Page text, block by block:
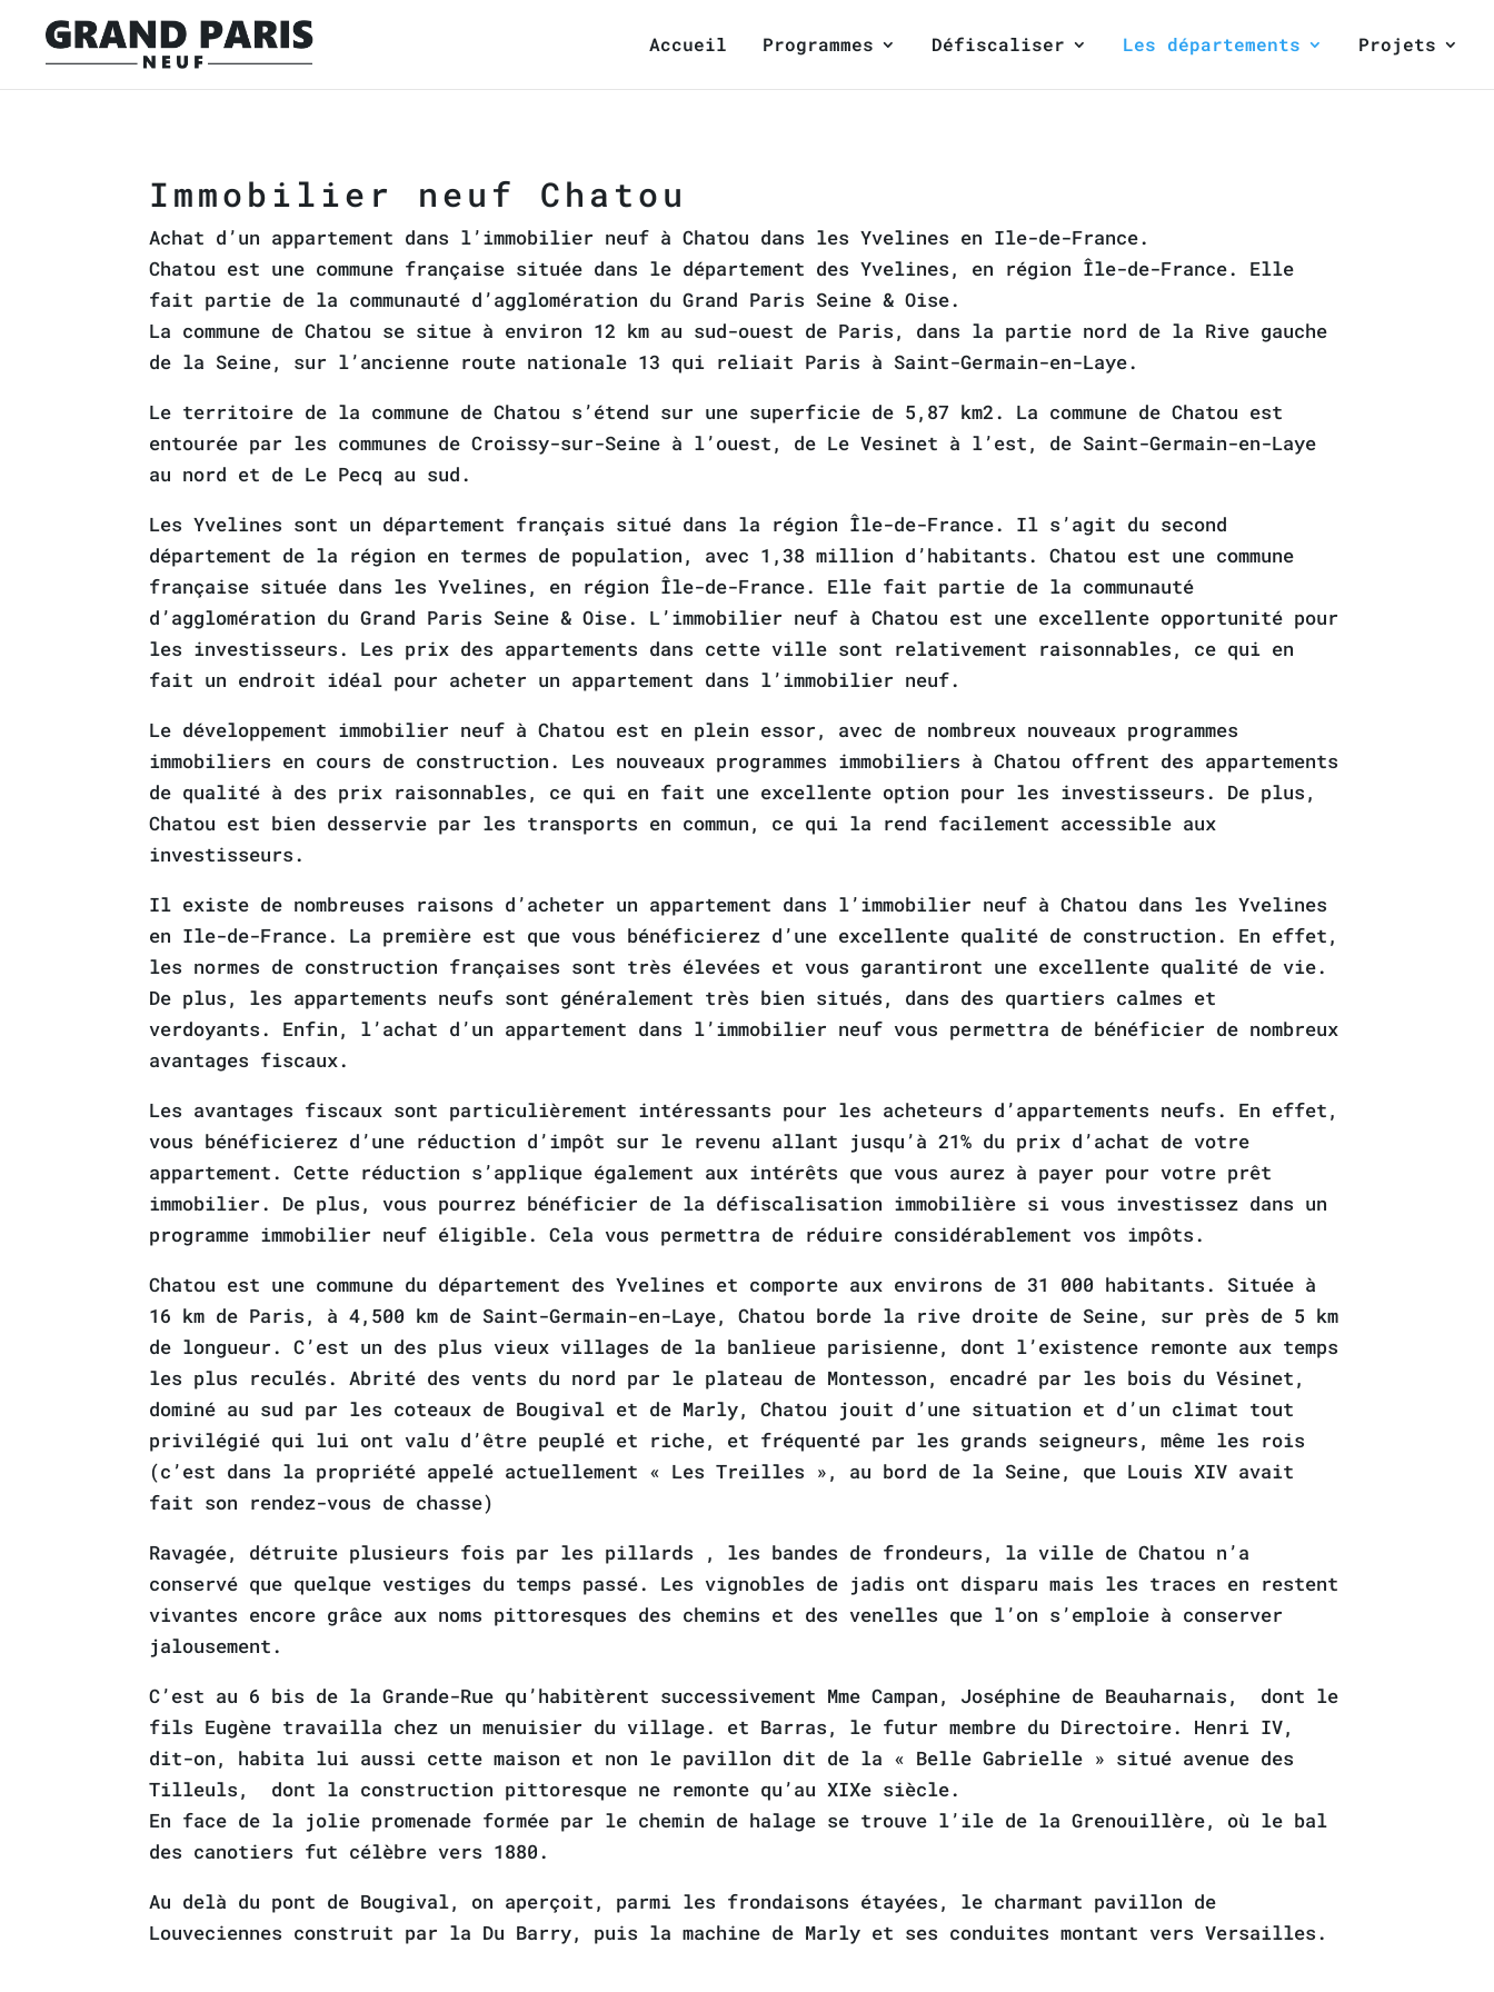
Accueil Programmes Défiscaliser Les départements Projets
Immobilier neuf Chatou
Achat d’un appartement dans l’immobilier neuf à Chatou dans les Yvelines en Ile-de-France.
Chatou est une commune française située dans le département des Yvelines, en région Île-de-France. Elle
fait partie de la communauté d’agglomération du Grand Paris Seine & Oise.
La commune de Chatou se situe à environ 12 km au sud-ouest de Paris, dans la partie nord de la Rive gauche
de la Seine, sur l’ancienne route nationale 13 qui reliait Paris à Saint-Germain-en-Laye.
Le territoire de la commune de Chatou s’étend sur une superficie de 5,87 km2. La commune de Chatou est
entourée par les communes de Croissy-sur-Seine à l’ouest, de Le Vesinet à l’est, de Saint-Germain-en-Laye
au nord et de Le Pecq au sud.
Les Yvelines sont un département français situé dans la région Île-de-France. Il s’agit du second
département de la région en termes de population, avec 1,38 million d’habitants. Chatou est une commune
française située dans les Yvelines, en région Île-de-France. Elle fait partie de la communauté
d’agglomération du Grand Paris Seine & Oise. L’immobilier neuf à Chatou est une excellente opportunité pour
les investisseurs. Les prix des appartements dans cette ville sont relativement raisonnables, ce qui en
fait un endroit idéal pour acheter un appartement dans l’immobilier neuf.
Le développement immobilier neuf à Chatou est en plein essor, avec de nombreux nouveaux programmes
immobiliers en cours de construction. Les nouveaux programmes immobiliers à Chatou offrent des appartements
de qualité à des prix raisonnables, ce qui en fait une excellente option pour les investisseurs. De plus,
Chatou est bien desservie par les transports en commun, ce qui la rend facilement accessible aux
investisseurs.
Il existe de nombreuses raisons d’acheter un appartement dans l’immobilier neuf à Chatou dans les Yvelines
en Ile-de-France. La première est que vous bénéficierez d’une excellente qualité de construction. En effet,
les normes de construction françaises sont très élevées et vous garantiront une excellente qualité de vie.
De plus, les appartements neufs sont généralement très bien situés, dans des quartiers calmes et
verdoyants. Enfin, l’achat d’un appartement dans l’immobilier neuf vous permettra de bénéficier de nombreux
avantages fiscaux.
Les avantages fiscaux sont particulièrement intéressants pour les acheteurs d’appartements neufs. En effet,
vous bénéficierez d’une réduction d’impôt sur le revenu allant jusqu’à 21% du prix d’achat de votre
appartement. Cette réduction s’applique également aux intérêts que vous aurez à payer pour votre prêt
immobilier. De plus, vous pourrez bénéficier de la défiscalisation immobilière si vous investissez dans un
programme immobilier neuf éligible. Cela vous permettra de réduire considérablement vos impôts.
Chatou est une commune du département des Yvelines et comporte aux environs de 31 000 habitants. Située à
16 km de Paris, à 4,500 km de Saint-Germain-en-Laye, Chatou borde la rive droite de Seine, sur près de 5 km
de longueur. C’est un des plus vieux villages de la banlieue parisienne, dont l’existence remonte aux temps
les plus reculés. Abrité des vents du nord par le plateau de Montesson, encadré par les bois du Vésinet,
dominé au sud par les coteaux de Bougival et de Marly, Chatou jouit d’une situation et d’un climat tout
privilégié qui lui ont valu d’être peuplé et riche, et fréquenté par les grands seigneurs, même les rois
(c’est dans la propriété appelé actuellement « Les Treilles », au bord de la Seine, que Louis XIV avait
fait son rendez-vous de chasse)
Ravagée, détruite plusieurs fois par les pillards , les bandes de frondeurs, la ville de Chatou n’a
conservé que quelque vestiges du temps passé. Les vignobles de jadis ont disparu mais les traces en restent
vivantes encore grâce aux noms pittoresques des chemins et des venelles que l’on s’emploie à conserver
jalousement.
C’est au 6 bis de la Grande-Rue qu’habitèrent successivement Mme Campan, Joséphine de Beauharnais, dont le
fils Eugène travailla chez un menuisier du village. et Barras, le futur membre du Directoire. Henri IV,
dit-on, habita lui aussi cette maison et non le pavillon dit de la « Belle Gabrielle » situé avenue des
Tilleuls, dont la construction pittoresque ne remonte qu’au XIXe siècle.
En face de la jolie promenade formée par le chemin de halage se trouve l’ile de la Grenouillère, où le bal
des canotiers fut célèbre vers 1880.
Au delà du pont de Bougival, on aperçoit, parmi les frondaisons étayées, le charmant pavillon de
Louveciennes construit par la Du Barry, puis la machine de Marly et ses conduites montant vers Versailles.